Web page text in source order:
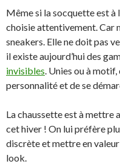
Même si la socquette est
choisie attentivement. Car
sneakers. Elle ne doit pas
il existe aujourd’hui des
invisibles. Unies ou à
personnalité et de se
La chaussette est à mettre
cet hiver ! On lui préfère
discrète et mettre en
look.